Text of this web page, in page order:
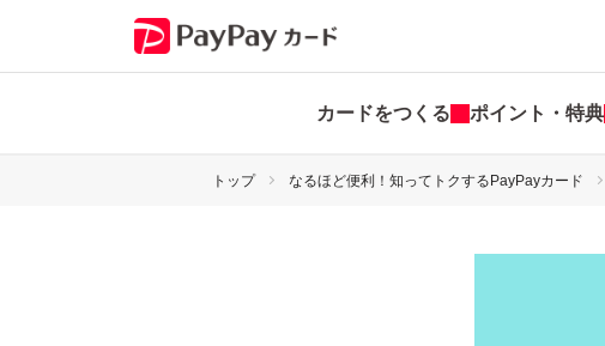
カードをつくる ポイント・特典
トップ なるほど便利！知ってトクするPayPayカード